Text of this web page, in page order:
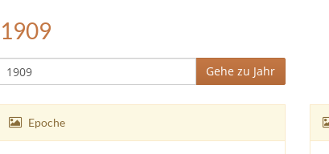
1909
Gehe zu Jahr
Epoche